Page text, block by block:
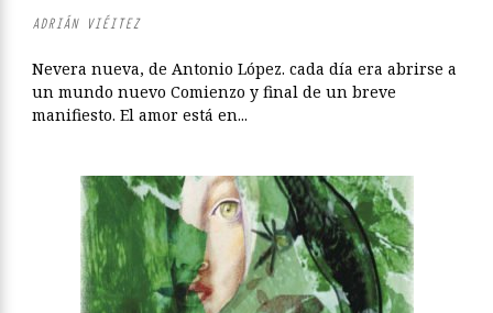
ADRIÁN VIÉITEZ
Nevera nueva, de Antonio López. cada día era abrirse a
un mundo nuevo Comienzo y final de un breve
manifiesto. El amor está en...